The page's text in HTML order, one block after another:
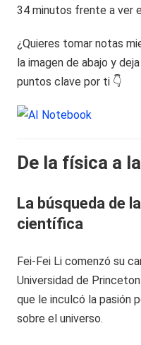
34 minutos frente a ver
¿Quieres tomar notas
la imagen de abajo y
puntos clave por ti 👇
De la física a
La búsqueda de
científica
Fei-Fei Li comenzó su
Universidad de
que le inculcó la pasión
sobre el universo.